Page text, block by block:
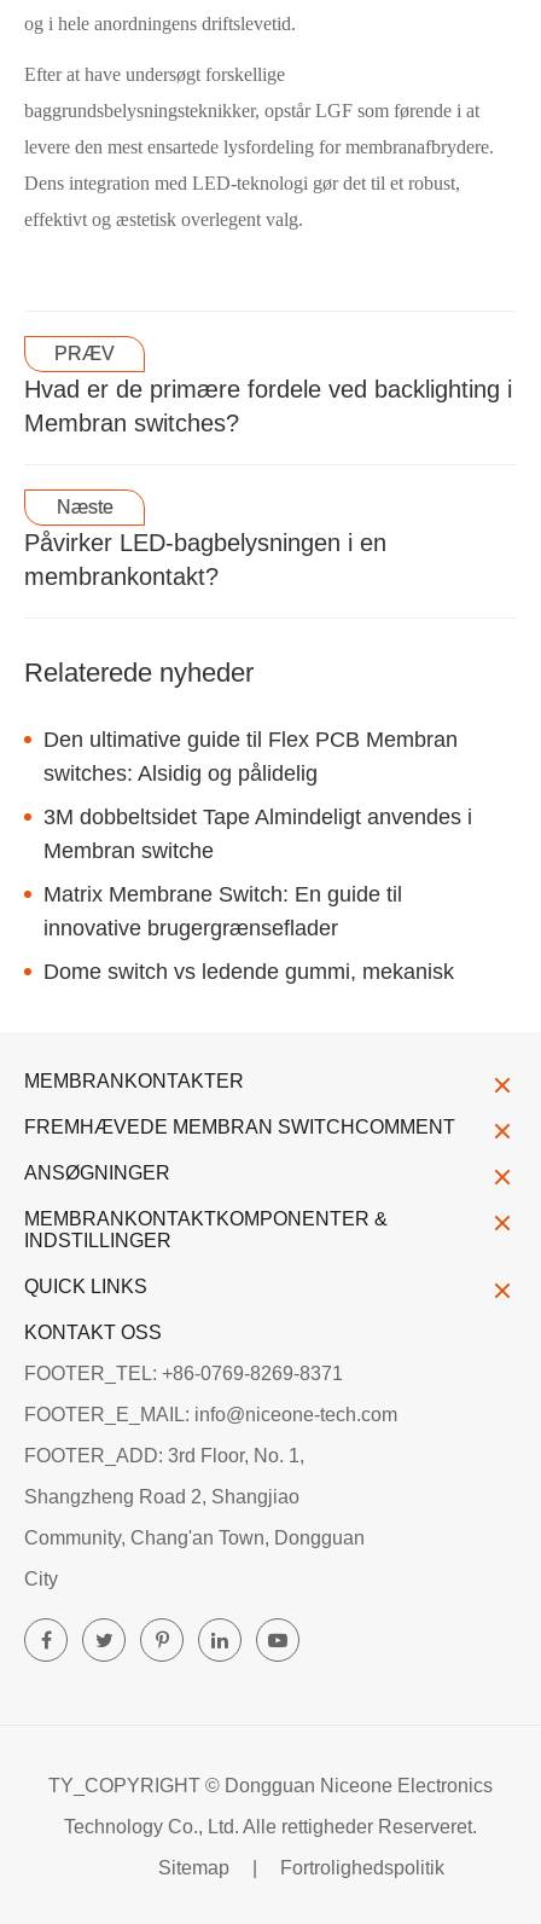
og i hele anordningens driftslevetid.
Efter at have undersøgt forskellige
baggrundsbelysningsteknikker, opstår LGF som førende i at
levere den mest ensartede lysfordeling for membranafbrydere.
Dens integration med LED-teknologi gør det til et robust,
effektivt og æstetisk overlegent valg.
PRÆV
Hvad er de primære fordele ved backlighting i
Membran switches?
Næste
Påvirker LED-bagbelysningen i en
membrankontakt?
Relaterede nyheder
Den ultimative guide til Flex PCB Membran
switches: Alsidig og pålidelig
3M dobbeltsidet Tape Almindeligt anvendes i
Membran switche
Matrix Membrane Switch: En guide til
innovative brugergrænseflader
Dome switch vs ledende gummi, mekanisk
MEMBRANKONTAKTER
FREMHÆVEDE MEMBRAN SWITCHCOMMENT
ANSØGNINGER
MEMBRANKONTAKTKOMPONENTER &
INDSTILLINGER
QUICK LINKS
KONTAKT OSS
FOOTER_TEL: +86-0769-8269-8371
FOOTER_E_MAIL: info@niceone-tech.com
FOOTER_ADD: 3rd Floor, No. 1,
Shangzheng Road 2, Shangjiao
Community, Chang'an Town, Dongguan
City
TY_COPYRIGHT © Dongguan Niceone Electronics
Technology Co., Ltd. Alle rettigheder Reserveret.
Sitemap
Fortrolighedspolitik